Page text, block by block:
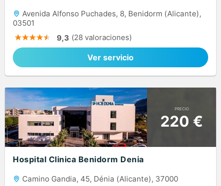
Avenida Alfonso Puchades, 8, Benidorm (Alicante),
03501
9,3 (28 valoraciones)
Ver servicio
PRECIO
220 €
Hospital Clinica Benidorm Denia
Camino Gandia, 45, Dénia (Alicante), 37000